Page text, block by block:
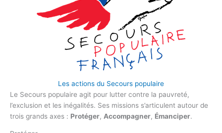
Les actions du Secours populaire
Le Secours populaire agit pour lutter contre la pauvreté,
l’exclusion et les inégalités. Ses missions s’articulent autour de
trois grands axes : Protéger, Accompagner, Émanciper.